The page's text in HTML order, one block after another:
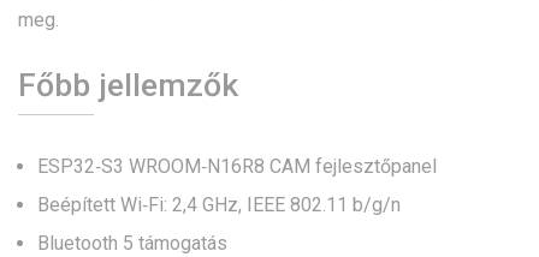
meg.
Főbb jellemzők
ESP32‑S3 WROOM‑N16R8 CAM fejlesztőpanel
Beépített Wi‑Fi: 2,4 GHz, IEEE 802.11 b/g/n
Bluetooth 5 támogatás